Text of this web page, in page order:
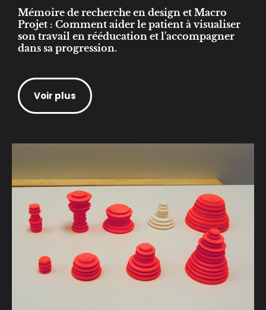
Mémoire de recherche en design et Macro
Projet : Comment aider le patient à visualiser
son travail en rééducation et l'accompagner
dans sa progression.
Voir plus